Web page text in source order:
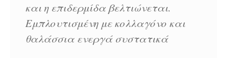
και η επιδερμίδα βελτιώνεται.
Εμπλουτισμένη με κολλαγόνο και
θαλάσσια ενεργά συστατικά